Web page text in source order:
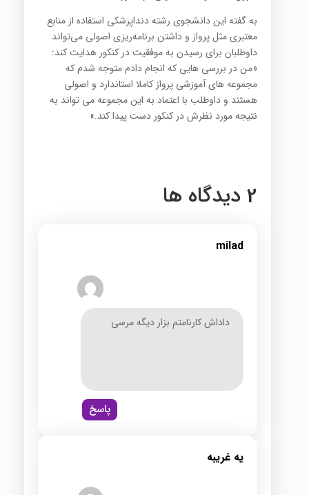
به گفته این دانشجوی رشته دنداپزشکی استفاده از منابع
معتبری مثل پرواز و داشتن برنامه‌ریزی اصولی می‌تواند
داوطلبان برای رسیدن به موفقیت در کنکور هدایت کند:
«من در بررسی هایی که انجام دادم متوجه شدم که
مجموعه های آموزشی پرواز کاملا استاندارد و اصولی
هستند و داوطلب با اعتماد به این مجموعه می تواند به
نتیجه مورد نظرش در کنکور دست پیدا کند.»
2 دیدگاه ها
milad
داداش کارنامتم بزار دیگه مرسی
پاسخ
یه غریبه